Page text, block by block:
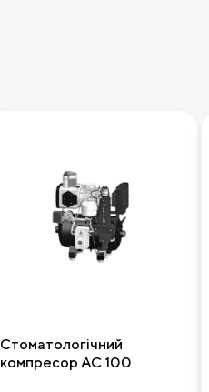
Стоматологічний
компресор AC 100